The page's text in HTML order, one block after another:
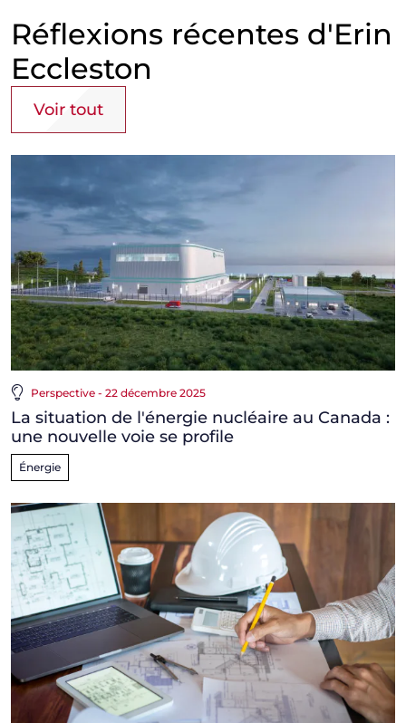
Réflexions récentes d'Erin
Eccleston
Voir tout
Perspective - 22 décembre 2025
La situation de l'énergie nucléaire au Canada :
une nouvelle voie se profile
Énergie